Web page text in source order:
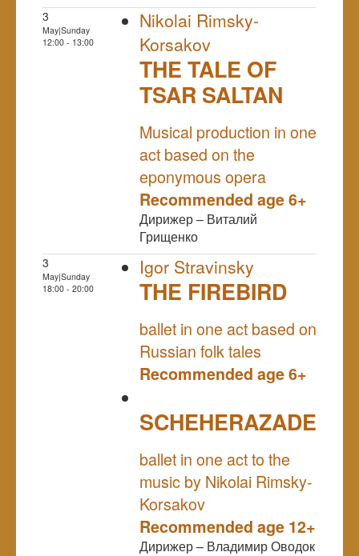
3
May|Sunday
12:00 - 13:00
Nikolai Rimsky-
Korsakov
THE TALE OF
TSAR SALTAN
Musical production in one
act based on the
eponymous opera
Recommended age 6+
Дирижер – Виталий
Грищенко
3
May|Sunday
18:00 - 20:00
Igor Stravinsky
THE FIREBIRD
ballet in one act based on
Russian folk tales
Recommended age 6+
SCHEHERAZADE
ballet in one act to the
music by Nikolai Rimsky-
Korsakov
Recommended age 12+
Дирижер – Владимир Оводок